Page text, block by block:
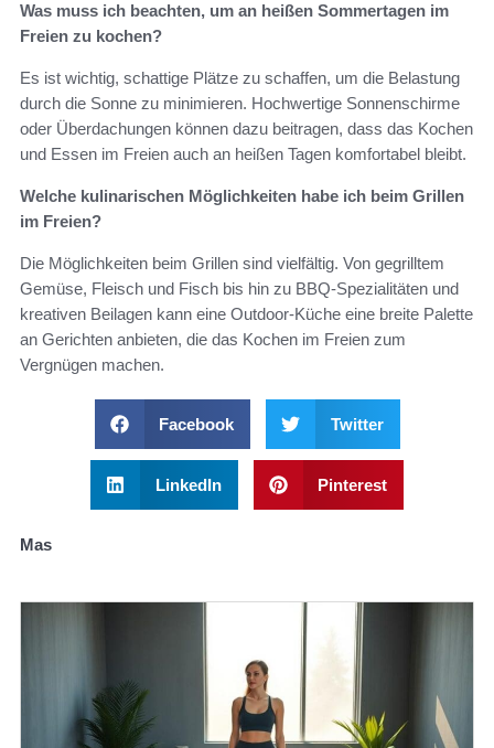
Was muss ich beachten, um an heißen Sommertagen im
Freien zu kochen?
Es ist wichtig, schattige Plätze zu schaffen, um die Belastung
durch die Sonne zu minimieren. Hochwertige Sonnenschirme
oder Überdachungen können dazu beitragen, dass das Kochen
und Essen im Freien auch an heißen Tagen komfortabel bleibt.
Welche kulinarischen Möglichkeiten habe ich beim Grillen
im Freien?
Die Möglichkeiten beim Grillen sind vielfältig. Von gegrilltem
Gemüse, Fleisch und Fisch bis hin zu BBQ-Spezialitäten und
kreativen Beilagen kann eine Outdoor-Küche eine breite Palette
an Gerichten anbieten, die das Kochen im Freien zum
Vergnügen machen.
Facebook Twitter
LinkedIn Pinterest
Mas